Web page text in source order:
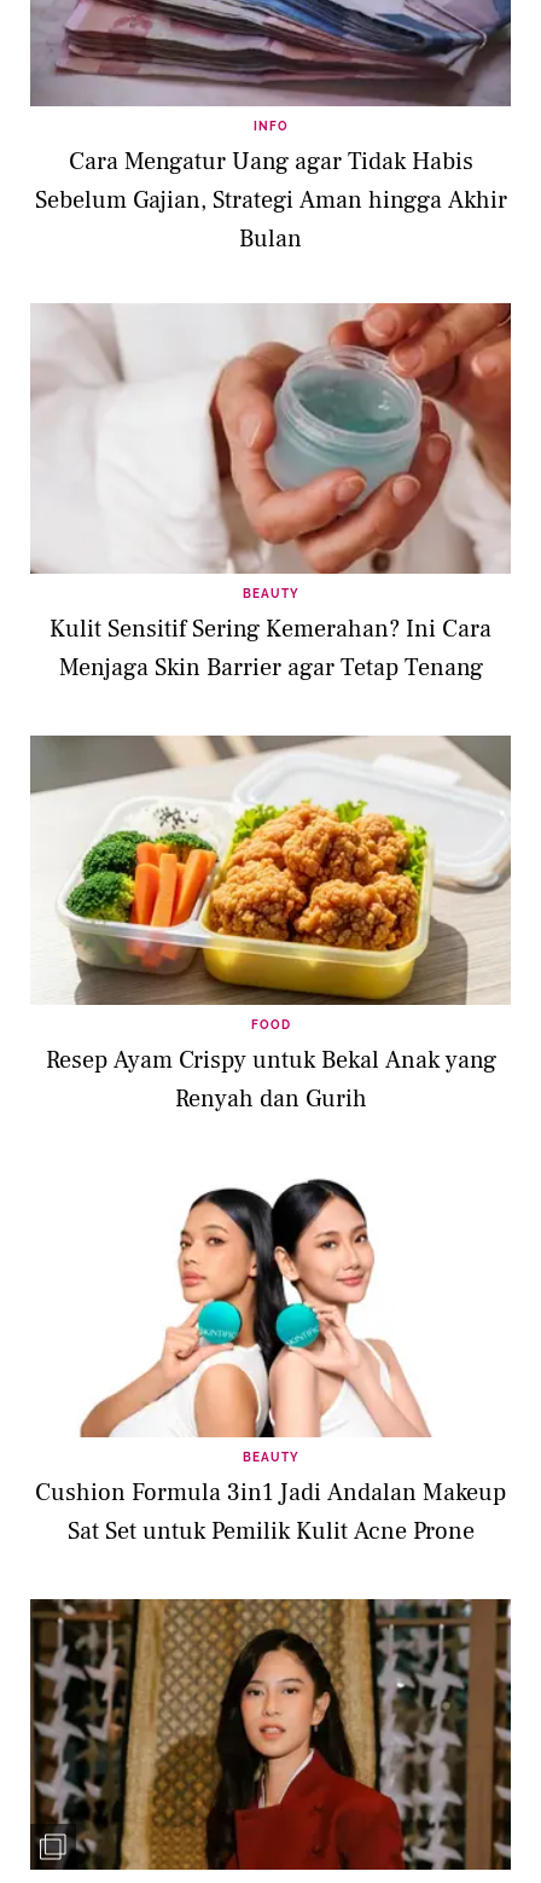
INFO
Cara Mengatur Uang agar Tidak Habis
Sebelum Gajian, Strategi Aman hingga Akhir
Bulan
BEAUTY
Kulit Sensitif Sering Kemerahan? Ini Cara
Menjaga Skin Barrier agar Tetap Tenang
FOOD
Resep Ayam Crispy untuk Bekal Anak yang
Renyah dan Gurih
BEAUTY
Cushion Formula 3in1 Jadi Andalan Makeup
Sat Set untuk Pemilik Kulit Acne Prone